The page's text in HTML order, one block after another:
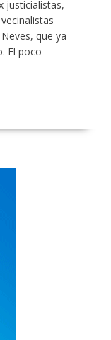
justicialistas,
que ya
El poco